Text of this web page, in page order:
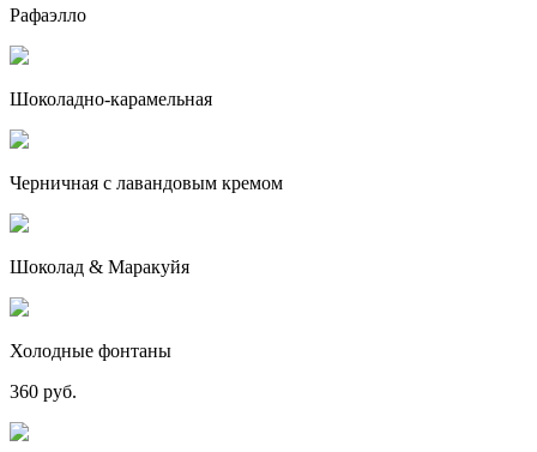
Рафаэлло
Шоколадно-карамельная
Черничная с лавандовым кремом
Шоколад & Маракуйя
Холодные фонтаны
360 руб.